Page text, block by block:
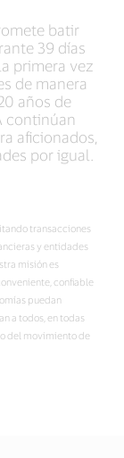
batir
39 días
primera vez
de manera
años de
continúan
aficionados,
por igual.
transacciones
y entidades
misión es
confiable
puedan
a todos, en todas
del movimiento de